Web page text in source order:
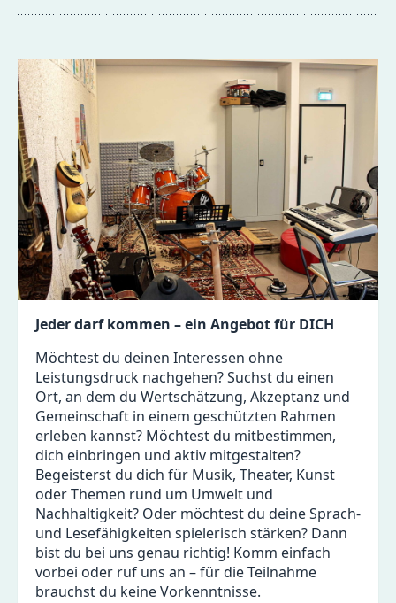
Jeder darf kommen – ein Angebot für DICH
Möchtest du deinen Interessen ohne
Leistungsdruck nachgehen? Suchst du einen
Ort, an dem du Wertschätzung, Akzeptanz und
Gemeinschaft in einem geschützten Rahmen
erleben kannst? Möchtest du mitbestimmen,
dich einbringen und aktiv mitgestalten?
Begeisterst du dich für Musik, Theater, Kunst
oder Themen rund um Umwelt und
Nachhaltigkeit? Oder möchtest du deine Sprach-
und Lesefähigkeiten spielerisch stärken? Dann
bist du bei uns genau richtig! Komm einfach
vorbei oder ruf uns an – für die Teilnahme
brauchst du keine Vorkenntnisse.